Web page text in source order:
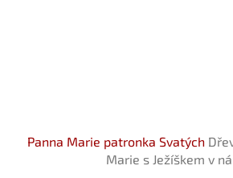
Panna Marie patronka Svatých
Marie s Ježíškem v